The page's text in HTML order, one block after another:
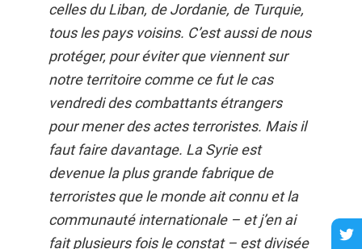
celles du Liban, de Jordanie, de Turquie,
tous les pays voisins. C’est aussi de nous
protéger, pour éviter que viennent sur
notre territoire comme ce fut le cas
vendredi des combattants étrangers
pour mener des actes terroristes. Mais il
faut faire davantage. La Syrie est
devenue la plus grande fabrique de
terroristes que le monde ait connu et la
communauté internationale – et j’en ai
fait plusieurs fois le constat – est divisée